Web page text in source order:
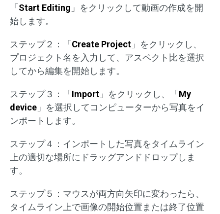
「 Start Editing 」をクリックして動画の作成を開
始します。
ステップ２：「 Create Project 」をクリックし、
プロジェクト名を入力して、アスペクト比を選択
してから編集を開始します。
ステップ３：「 Import 」をクリックし、「 My
device 」を選択してコンピューターから写真をイ
ンポートします。
ステップ４：インポートした写真をタイムライン
上の適切な場所にドラッグアンドドロップしま
す。
ステップ５：マウスが両方向矢印に変わったら、
タイムライン上で画像の開始位置または終了位置